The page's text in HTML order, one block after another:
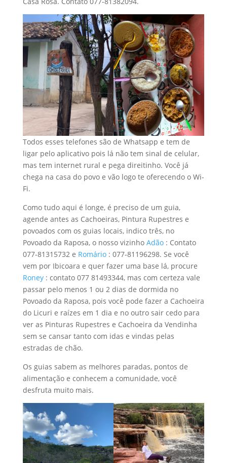
Todos esses telefones são de Whatsapp e tem de
ligar pelo aplicativo pois lá não tem sinal de celular,
mas tem internet rural e pega direitinho. Você já
chega na casa do povo e vão logo te oferecendo o Wi-
Fi.
Como tudo aqui é longe, é preciso de um guia,
agende antes as Cachoeiras, Pintura Rupestres e
povoados com os guias locais, indico três, no
Povoado da Raposa, o nosso vizinho Adão: Contato
077-81315732 e Romário : 077-81196298. Se você
vem por Ibicoara e quer fazer uma base lá, procure
Roney : contato 077 81493344, mas com certeza vale
passar pelo menos 1 ou 2 dias de dormida no
Povoado da Raposa, pois você pode fazer a Cachoeira
do Licuri e raízes em 1 dia e no outro sair cedo para
ver as Pinturas Rupestres e Cachoeira da Vendinha
sem se cansar tanto com idas e vindas pelas
estradas de chão.
Os guias sabem as melhores paradas, pontos de
alimentação e conhecem a comunidade, você
desfruta muito mais.